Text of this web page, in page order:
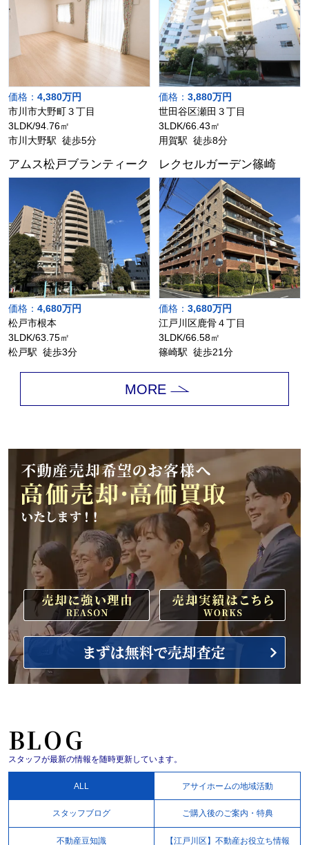
価格： 4,380万円
市川市大野町３丁目
3LDK/94.76㎡
市川大野駅 徒歩5分
価格： 3,880万円
世田谷区瀬田３丁目
3LDK/66.43㎡
用賀駅 徒歩8分
アムス松戸ブランティーク
価格： 4,680万円
松戸市根本
3LDK/63.75㎡
松戸駅 徒歩3分
レクセルガーデン篠崎
価格： 3,680万円
江戸川区鹿骨４丁目
3LDK/66.58㎡
篠崎駅 徒歩21分
MORE
BLOG
スタッフが最新の情報を随時更新しています。
ALL アサイホームの地域活動
スタッフブログ ご購入後のご案内・特典
不動産豆知識 【江戸川区】不動産お役立ち情報